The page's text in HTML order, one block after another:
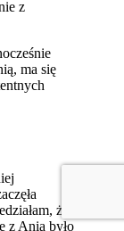
z
ma się
że
z Anią było